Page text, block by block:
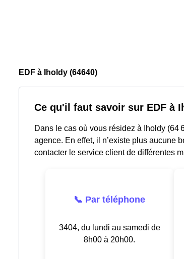
EDF à Iholdy (64640)
Ce qu'il faut savoir sur EDF à
Dans le cas où vous résidez à Iholdy (64
agence. En effet, il n’existe plus aucune
contacter le service client de différentes
📞 Par téléphone
3404, du lundi au samedi de
8h00 à 20h00.